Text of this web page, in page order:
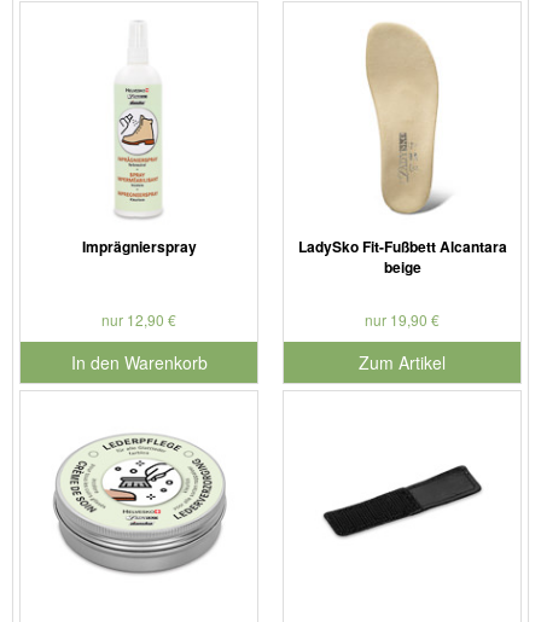
Imprägnierspray
nur 12,90 €
In den Warenkorb
für Produktnummer 901126
LadySko Fit-Fußbett Alcantara
beige
nur 19,90 €
Zum Artikel